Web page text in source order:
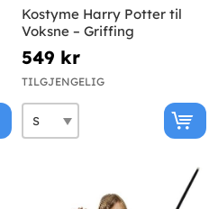
Kostyme Harry Potter til
Voksne – Griffing
549 kr
TILGJENGELIG